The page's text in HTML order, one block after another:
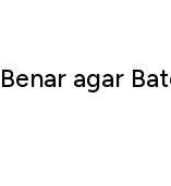
agar